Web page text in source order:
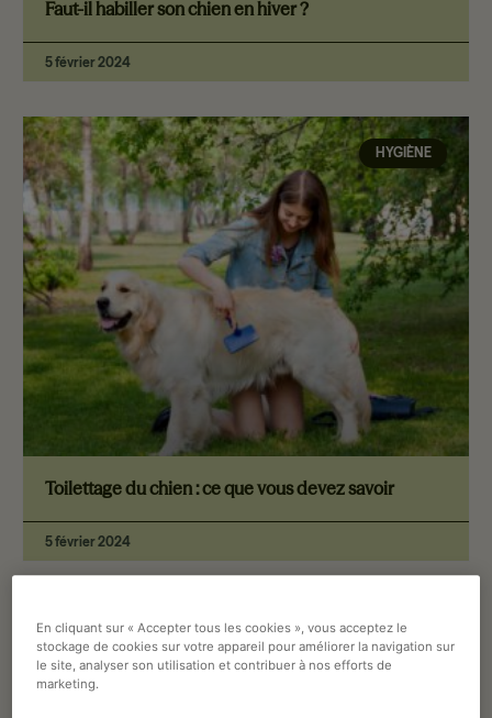
Faut-il habiller son chien en hiver ?
5 février 2024
HYGIÈNE
Toilettage du chien : ce que vous devez savoir
5 février 2024
COMPORTEMENT
En cliquant sur « Accepter tous les cookies », vous acceptez le
stockage de cookies sur votre appareil pour améliorer la navigation sur
le site, analyser son utilisation et contribuer à nos efforts de
marketing.